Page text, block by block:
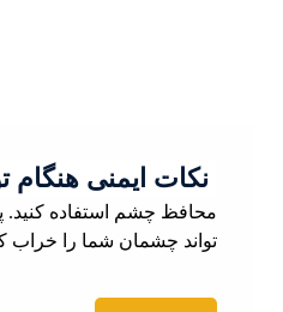
نکات ایمنی هنگام
محافظ چشم استفاده
تواند چشمان شما را خراب